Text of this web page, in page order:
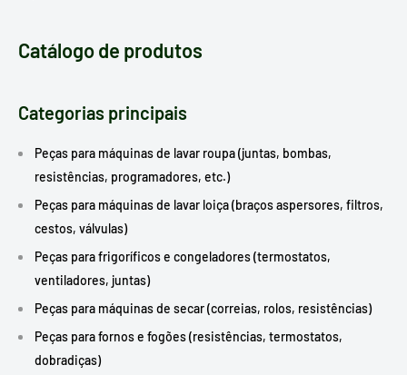
Catálogo de produtos
Categorias principais
Peças para máquinas de lavar roupa (juntas, bombas,
resistências, programadores, etc.)
Peças para máquinas de lavar loiça (braços aspersores, filtros,
cestos, válvulas)
Peças para frigoríficos e congeladores (termostatos,
ventiladores, juntas)
Peças para máquinas de secar (correias, rolos, resistências)
Peças para fornos e fogões (resistências, termostatos,
dobradiças)